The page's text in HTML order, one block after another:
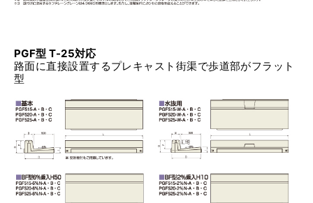
PGF型 T-25対応
路面に直接設置するプレキャスト街渠で歩道部がフラット
型